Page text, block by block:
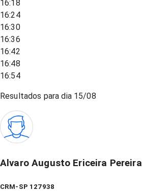
16:18
16:24
16:30
16:36
16:42
16:48
16:54
Resultados para dia 15/08
Alvaro Augusto Ericeira Pereira
CRM-SP 127938